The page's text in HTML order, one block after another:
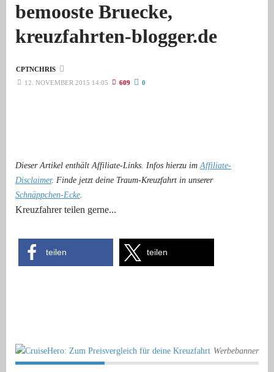
a
i
n
bemooste Bruecke,
kreuzfahrten-blogger.de
CPTNCHRIS
12. NOVEMBER 2015 14:05
609 0
Dieser Artikel enthält Affiliate-Links. Infos hierzu imAffiliate-
Disclaimer. Finde jetzt deine Traum-Kreuzfahrt in unserer
Schnäppchen-Ecke.
Kreuzfahrer teilen gerne...
teilen teilen
Werbebanner